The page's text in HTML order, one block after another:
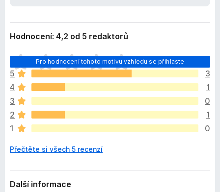
e
F
r
e
f
o
x
í
Hodnocení: 4,2 od 5 redaktorů
Pro hodnocení tohoto motivu vzhledu se přihlaste
Z
a
t
í
m
n
e
h
d
o
c
5
3
4
1
3
0
2
1
1
0
Přečtěte si všech 5 recenzí
Další informace